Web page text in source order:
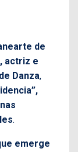
de
actriz e
Danza,
.
emerge